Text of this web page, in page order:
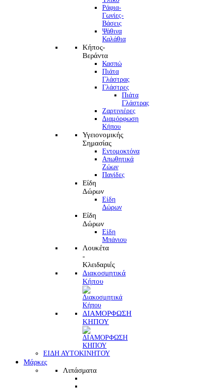
Ράφια-
Γωνίες-
Βάσεις
Ψάθινα
Καλάθια
Κήπος-
Βεράντα
Κασπώ
Πιάτα
Γλάστρας
Γλάστρες
Πιάτα
Γλάστρας
Ζαρτινιέρες
Διαμόρφωση
Κήπου
Υγειονομικής
Σημασίας
Εντομοκτόνα
Απωθητικά
Ζώων
Παγίδες
Είδη
Δώρων
Είδη
Δώρων
Είδη
Δώρων
Είδη
Μπάνιου
Λουκέτα
-
Κλειδαριές
Διακοσμητικά
Κήπου
ΔΙΑΜΟΡΦΩΣΗ
ΚΗΠΟΥ
ΕΙΔΗ ΑΥΤΟΚΙΝΗΤΟΥ
Μάρκες
Λιπάσματα